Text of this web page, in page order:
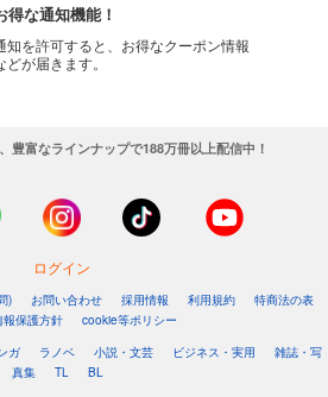
得な通知機能！
知を許可すると、お得なクーポン情報
どが届きます。
豊富なラインナップで188万冊以上配信中！
ログイン
) お問い合わせ 採用情報 利用規約
特商法の表
報保護方針
cookie等ポリシー
ガ ラノベ 小説・文芸 ビジネス・実用
雑誌・写
真集
TL BL